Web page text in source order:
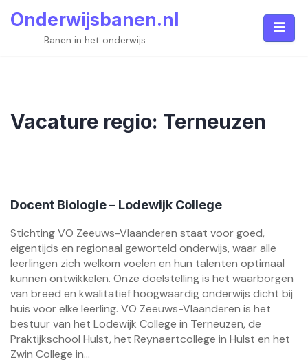
Onderwijsbanen.nl
Banen in het onderwijs
Vacature regio: Terneuzen
Docent Biologie – Lodewijk College
Stichting VO Zeeuws-Vlaanderen staat voor goed,
eigentijds en regionaal geworteld onderwijs, waar alle
leerlingen zich welkom voelen en hun talenten optimaal
kunnen ontwikkelen. Onze doelstelling is het waarborgen
van breed en kwalitatief hoogwaardig onderwijs dicht bij
huis voor elke leerling. VO Zeeuws-Vlaanderen is het
bestuur van het Lodewijk College in Terneuzen, de
Praktijkschool Hulst, het Reynaertcollege in Hulst en het
Zwin College in...